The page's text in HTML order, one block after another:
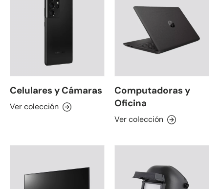
Celulares y Cámaras
Ver colección
Computadoras y
Oficina
Ver colección